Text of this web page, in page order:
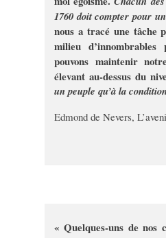
1760 doit compter pour
nous a tracé une tâche
milieu d’innombrables
pouvons maintenir
élevant au-dessus du
un peuple qu’à la
Edmond de Nevers,
« Quelques-uns de nos